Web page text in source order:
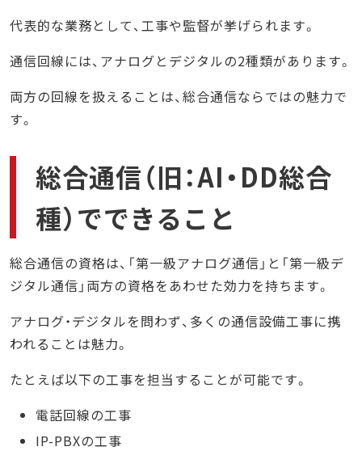
代表的な業務として、工事や監督が挙げられます。
通信回線には、アナログとデジタルの2種類があります。
両方の回線を扱えることは、総合通信ならではの魅力で
す。
総合通信（旧：AI・DD総合
種）でできること
総合通信の資格は、「第一級アナログ通信」と「第一級デ
ジタル通信」両方の資格をあわせた効力を持ちます。
アナログ・デジタルを問わず、多くの通信設備工事に携
われることは魅力。
たとえば以下の工事を担当することが可能です。
電話回線の工事
IP-PBXの工事